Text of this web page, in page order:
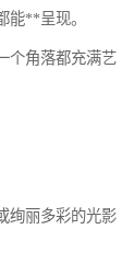
能**呈现。
个角落都充满艺
绚丽多彩的光影